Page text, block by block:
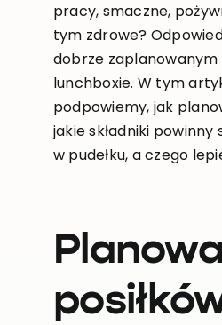
pracy, smaczne,
tym zdrowe?
dobrze zaplanowanym
lunchboxie. W tym
podpowiemy, jak
jakie składniki powinny
w pudełku, a czego